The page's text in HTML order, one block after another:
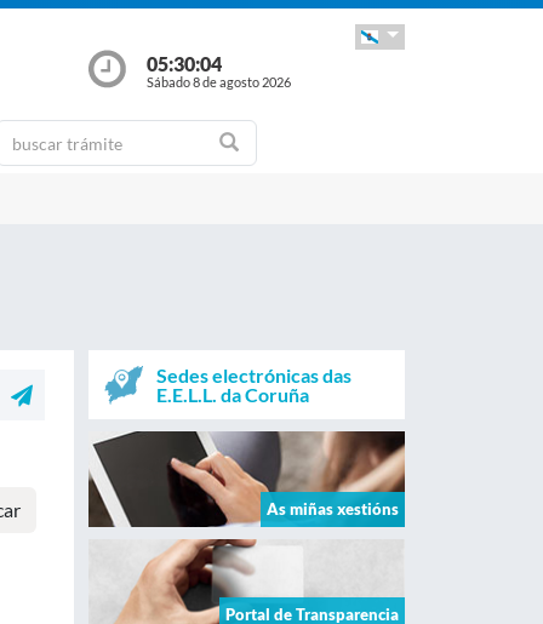
05:30:04
Sábado 8 de agosto 2026
Sedes electrónicas das
E.E.L.L. da Coruña
As miñas xestións
Portal de Transparencia